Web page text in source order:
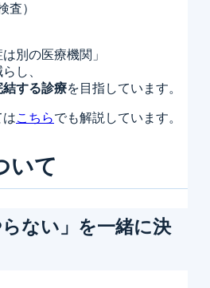
査）
別の医療機関」
し、
する診療を目指しています。
はこちらでも解説しています。
いて
ない」を一緒に決